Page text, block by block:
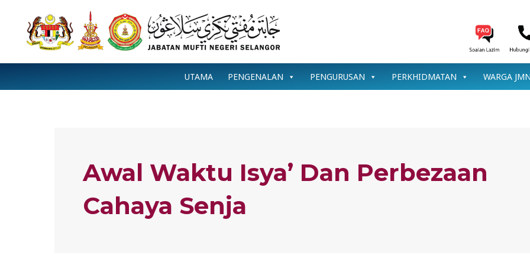
content
UTAMA PENGENALAN PENGURUSAN PERKHIDMATAN WARGA
Awal Waktu Isya’ Dan Perbezaan
Cahaya Senja